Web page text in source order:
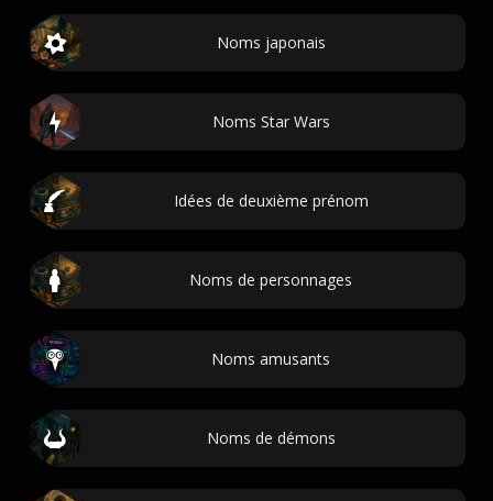
Noms japonais
Noms Star Wars
Idées de deuxième prénom
Noms de personnages
Noms amusants
Noms de démons